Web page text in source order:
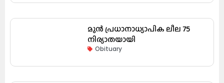
മുൻ പ്രധാനാധ്യാപിക ലീല 75
നിര്യാതയായി
Obituary